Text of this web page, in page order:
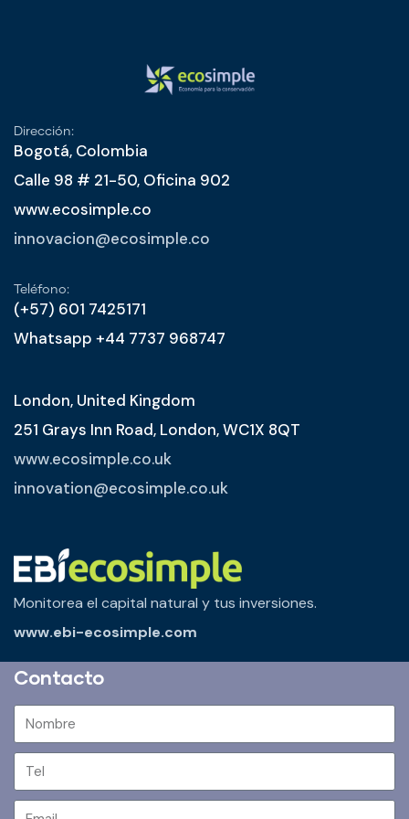
Dirección:
Bogotá, Colombia
Calle 98 # 21-50, Oficina 902
www.ecosimple.co
innovacion@ecosimple.co
Teléfono:
(+57) 601 7425171
Whatsapp +44 7737 968747
London, United Kingdom
251 Grays Inn Road, London, WC1X 8QT
www.ecosimple.co.uk
innovation@ecosimple.co.uk
Monitorea el capital natural y tus inversiones.
www.ebi-ecosimple.com
Contacto